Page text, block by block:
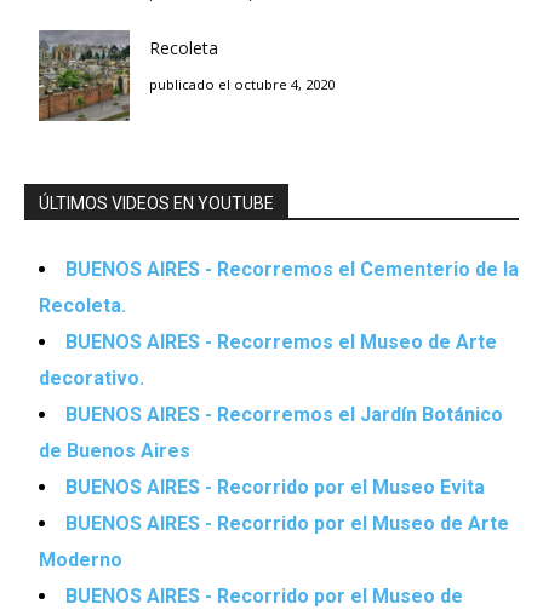
Recoleta
publicado el octubre 4, 2020
ÚLTIMOS VIDEOS EN YOUTUBE
BUENOS AIRES - Recorremos el Cementerio de la
Recoleta.
BUENOS AIRES - Recorremos el Museo de Arte
decorativo.
BUENOS AIRES - Recorremos el Jardín Botánico
de Buenos Aires
BUENOS AIRES - Recorrido por el Museo Evita
BUENOS AIRES - Recorrido por el Museo de Arte
Moderno
BUENOS AIRES - Recorrido por el Museo de